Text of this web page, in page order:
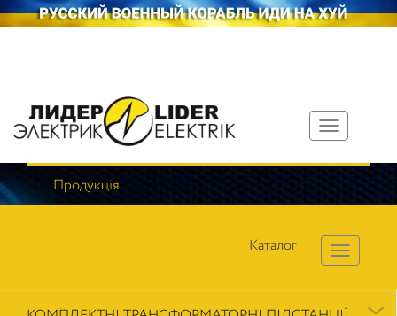
Toggle
navigation
Продукція
Каталог